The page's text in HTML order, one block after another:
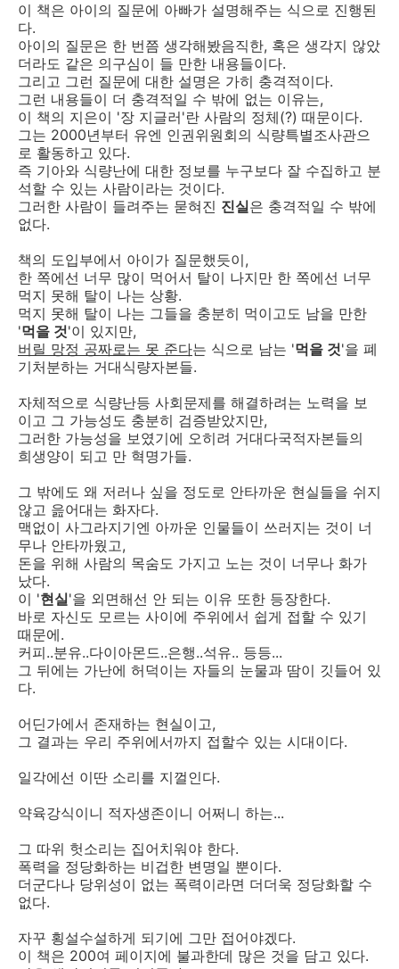
이 책은 아이의 질문에 아빠가 설명해주는 식으로 진행된
다.
아이의 질문은 한 번쯤 생각해봤음직한, 혹은 생각지 않았
더라도 같은 의구심이 들 만한 내용들이다.
그리고 그런 질문에 대한 설명은 가히 충격적이다.
그런 내용들이 더 충격적일 수 밖에 없는 이유는,
이 책의 지은이 '장 지글러'란 사람의 정체(?) 때문이다.
그는 2000년부터 유엔 인권위원회의 식량특별조사관으
로 활동하고 있다.
즉 기아와 식량난에 대한 정보를 누구보다 잘 수집하고 분
석할 수 있는 사람이라는 것이다.
그러한 사람이 들려주는 묻혀진 진실은 충격적일 수 밖에
없다.
책의 도입부에서 아이가 질문했듯이,
한 쪽에선 너무 많이 먹어서 탈이 나지만 한 쪽에선 너무
먹지 못해 탈이 나는 상황.
먹지 못해 탈이 나는 그들을 충분히 먹이고도 남을 만한
'먹을 것'이 있지만,
버릴 망정 공짜로는 못 준다는 식으로 남는 '먹을 것'을 폐
기처분하는 거대식량자본들.
자체적으로 식량난등 사회문제를 해결하려는 노력을 보
이고 그 가능성도 충분히 검증받았지만,
그러한 가능성을 보였기에 오히려 거대다국적자본들의
희생양이 되고 만 혁명가들.
그 밖에도 왜 저러나 싶을 정도로 안타까운 현실들을 쉬지
않고 읊어대는 화자다.
맥없이 사그라지기엔 아까운 인물들이 쓰러지는 것이 너
무나 안타까웠고,
돈을 위해 사람의 목숨도 가지고 노는 것이 너무나 화가
났다.
이 '현실'을 외면해선 안 되는 이유 또한 등장한다.
바로 자신도 모르는 사이에 주위에서 쉽게 접할 수 있기
때문에.
커피..분유..다이아몬드..은행..석유.. 등등...
그 뒤에는 가난에 허덕이는 자들의 눈물과 땀이 깃들어 있
다.
어딘가에서 존재하는 현실이고,
그 결과는 우리 주위에서까지 접할수 있는 시대이다.
일각에선 이딴 소리를 지껄인다.
약육강식이니 적자생존이니 어쩌니 하는...
그 따위 헛소리는 집어치워야 한다.
폭력을 정당화하는 비겁한 변명일 뿐이다.
더군다나 당위성이 없는 폭력이라면 더더욱 정당화할 수
없다.
자꾸 횡설수설하게 되기에 그만 접어야겠다.
이 책은 200여 페이지에 불과한데 많은 것을 담고 있다.